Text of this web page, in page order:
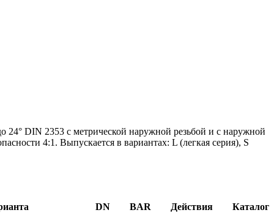
24° DIN 2353 с метрической наружной резьбой и с наружной
4:1. Выпускается в вариантах: L (легкая серия), S
DN BAR Действия Каталог